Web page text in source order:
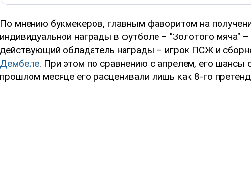
По мнению букмекеров, главным фаворитом на
индивидуальной награды в футболе – "Золотого мяча" –
действующий обладатель награды – игрок ПСЖ и
Дембеле. При этом по сравнению с апрелем, его шансы
прошлом месяце его расценивали лишь как 8-го